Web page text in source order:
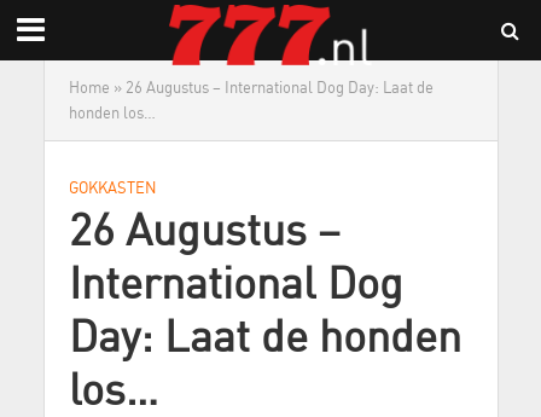
Home » 26 Augustus – International Dog Day: Laat de
honden los…
GOKKASTEN
26 Augustus –
International Dog
Day: Laat de honden
los…